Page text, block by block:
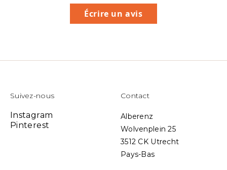
Écrire un avis
Suivez-nous
Instagram
Pinterest
Contact
Alberenz
Wolvenplein 25
3512 CK Utrecht
Pays-Bas